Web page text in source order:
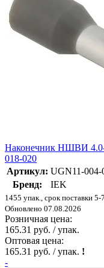
Наконечник НШВИ 4.0-
018-020
Артикул: UGN11-004-
Бренд:
IEK
1455 упак., срок поставки 5-
Обновлено 07.08.2026
Розничная цена:
165.31 руб. / упак.
Оптовая цена:
165.31 руб. / упак. !
-